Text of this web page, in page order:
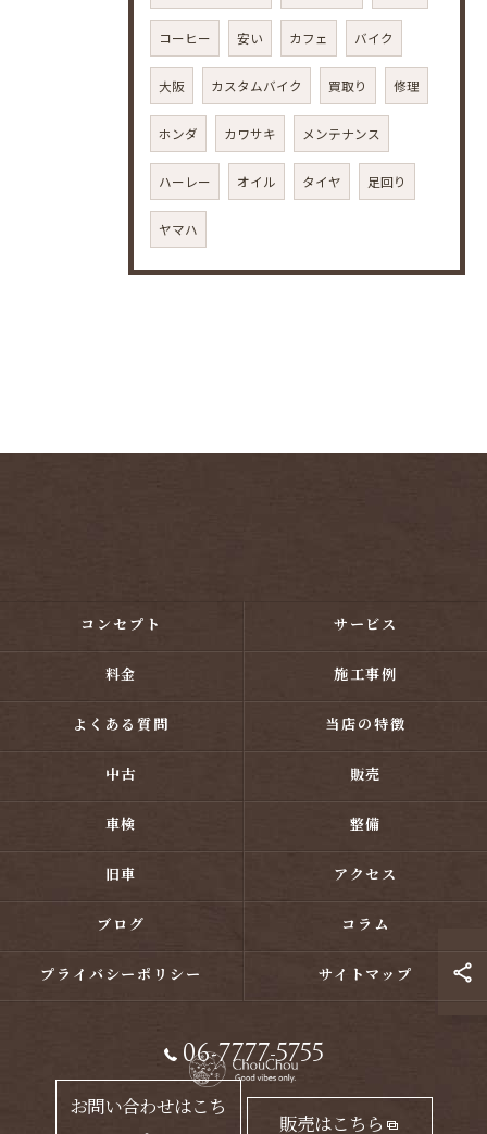
コーヒー 安い カフェ バイク
大阪 カスタムバイク 買取り 修理
ホンダ カワサキ メンテナンス
ハーレー オイル タイヤ 足回り
ヤマハ
06-7777-5755
お問い合わせはこち
販売はこちら
コンセプト サービス
料金 施工事例
よくある質問 当店の特徴
中古 販売
車検 整備
旧車 アクセス
ブログ コラム
プライバシーポリシー サイトマップ